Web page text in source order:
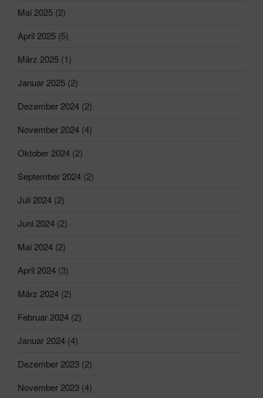
Mai 2025 (2)
April 2025 (5)
März 2025 (1)
Januar 2025 (2)
Dezember 2024 (2)
November 2024 (4)
Oktober 2024 (2)
September 2024 (2)
Juli 2024 (2)
Juni 2024 (2)
Mai 2024 (2)
April 2024 (3)
März 2024 (2)
Februar 2024 (2)
Januar 2024 (4)
Dezember 2023 (2)
November 2023 (4)